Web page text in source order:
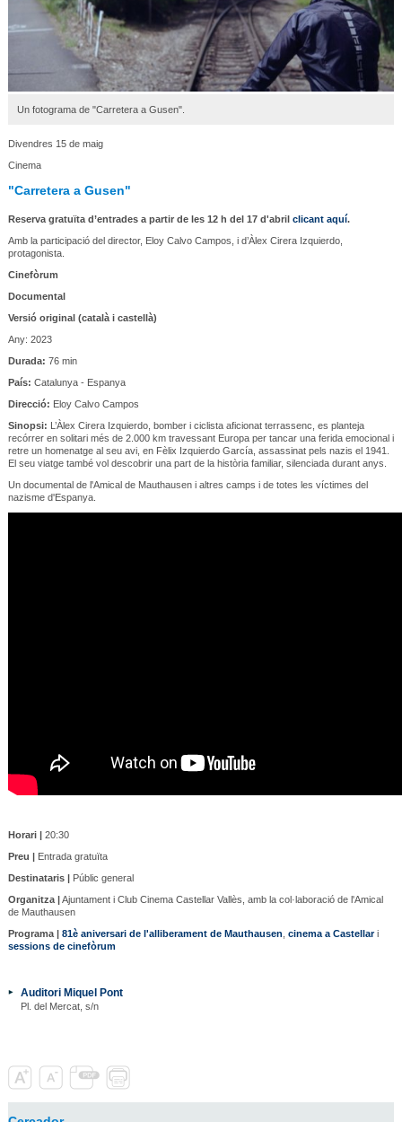
Un fotograma de "Carretera a Gusen".
Divendres 15 de maig
Cinema
"Carretera a Gusen"
Reserva gratuïta d’entrades a partir de les 12 h del 17 d'abril clicant aquí.
Amb la participació del director, Eloy Calvo Campos, i d’Àlex Cirera Izquierdo,
protagonista.
Cinefòrum
Documental
Versió original (català i castellà)
Any: 2023
Durada: 76 min
País: Catalunya - Espanya
Direcció: Eloy Calvo Campos
Sinopsi: L’Àlex Cirera Izquierdo, bomber i ciclista aficionat terrassenc, es planteja
recórrer en solitari més de 2.000 km travessant Europa per tancar una ferida emocional i
retre un homenatge al seu avi, en Fèlix Izquierdo García, assassinat pels nazis el 1941.
El seu viatge també vol descobrir una part de la història familiar, silenciada durant anys.
Un documental de l'Amical de Mauthausen i altres camps i de totes les víctimes del
nazisme d'Espanya.
Horari |20:30
Preu |Entrada gratuïta
Destinataris |Públic general
Organitza |Ajuntament i Club Cinema Castellar Vallès, amb la col·laboració de l'Amical
de Mauthausen
Programa | 81è aniversari de l'alliberament de Mauthausen cinema a Castellari
sessions de cinefòrum
Auditori Miquel Pont
Pl. del Mercat, s/n